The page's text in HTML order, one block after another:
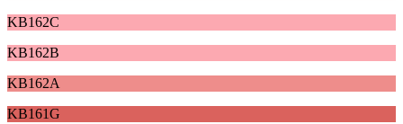
KB162C
KB162B
KB162A
KB161G